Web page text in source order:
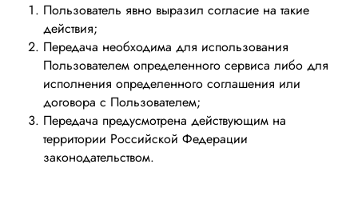
Пользователь явно выразил согласие на такие
действия;
Передача необходима для использования
Пользователем определенного сервиса либо для
исполнения определенного соглашения или
договора с Пользователем;
Передача предусмотрена действующим на
территории Российской Федерации
законодательством.